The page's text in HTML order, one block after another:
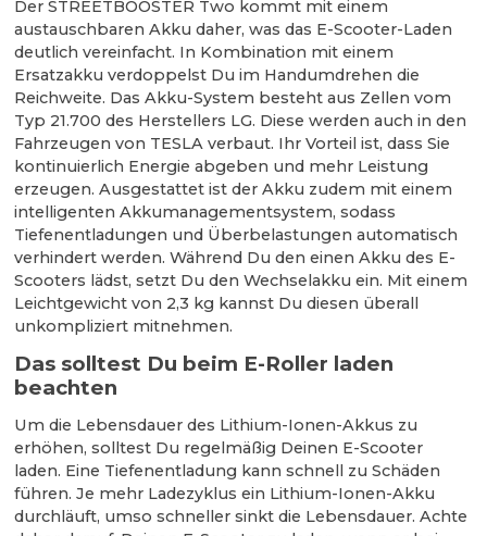
Der STREETBOOSTER Two kommt mit einem
austauschbaren Akku daher, was das E-Scooter-Laden
deutlich vereinfacht. In Kombination mit einem
Ersatzakku verdoppelst Du im Handumdrehen die
Reichweite. Das Akku-System besteht aus Zellen vom
Typ 21.700 des Herstellers LG. Diese werden auch in den
Fahrzeugen von TESLA verbaut. Ihr Vorteil ist, dass Sie
kontinuierlich Energie abgeben und mehr Leistung
erzeugen. Ausgestattet ist der Akku zudem mit einem
intelligenten Akkumanagementsystem, sodass
Tiefenentladungen und Überbelastungen automatisch
verhindert werden. Während Du den einen Akku des E-
Scooters lädst, setzt Du den Wechselakku ein. Mit einem
Leichtgewicht von 2,3 kg kannst Du diesen überall
unkompliziert mitnehmen.
Das solltest Du beim E-Roller laden
beachten
Um die Lebensdauer des Lithium-Ionen-Akkus zu
erhöhen, solltest Du regelmäßig Deinen E-Scooter
laden. Eine Tiefenentladung kann schnell zu Schäden
führen. Je mehr Ladezyklus ein Lithium-Ionen-Akku
durchläuft, umso schneller sinkt die Lebensdauer. Achte